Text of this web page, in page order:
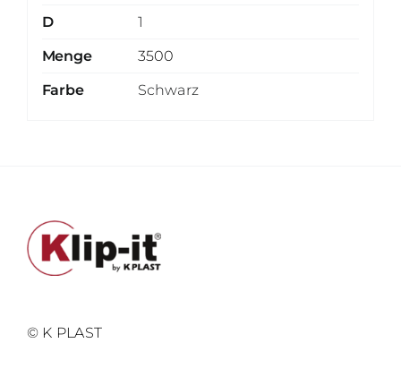
D
1
Menge
3500
Farbe
Schwarz
© K PLAST